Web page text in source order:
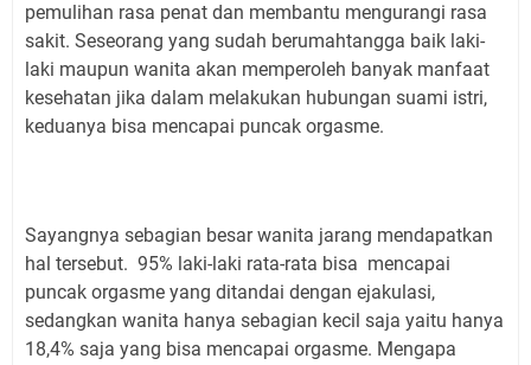
pemulihan rasa penat dan membantu mengurangi rasa
sakit. Seseorang yang sudah berumahtangga baik laki-
laki maupun wanita akan memperoleh banyak manfaat
kesehatan jika dalam melakukan hubungan suami istri,
keduanya bisa mencapai puncak orgasme.
Sayangnya sebagian besar wanita jarang mendapatkan
hal tersebut. 95% laki-laki rata-rata bisa mencapai
puncak orgasme yang ditandai dengan ejakulasi,
sedangkan wanita hanya sebagian kecil saja yaitu hanya
18,4% saja yang bisa mencapai orgasme. Mengapa